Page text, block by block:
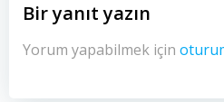
Bir yanıt yazın
Yorum yapabilmek için